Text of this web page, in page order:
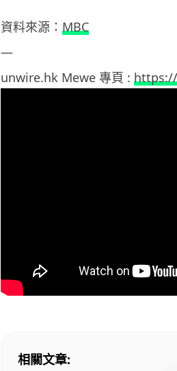
資料來源： MBC
—
unwire.hk Mewe 專頁 :
相關文章: